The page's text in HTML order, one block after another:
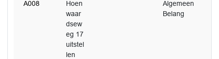
A008
Hoen
waar
dsew
eg 17
uitstel
len
Algemeen
Belang